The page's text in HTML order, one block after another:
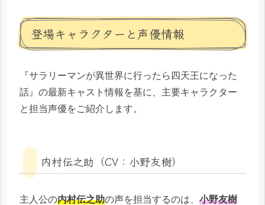
登場キャラクターと声優情報
『サラリーマンが異世界に行ったら四天王になった
話』の最新キャスト情報を基に、主要キャラクター
と担当声優をご紹介します。
内村伝之助（CV：小野友樹）
主人公の内村伝之助の声を担当するのは、 小野友樹